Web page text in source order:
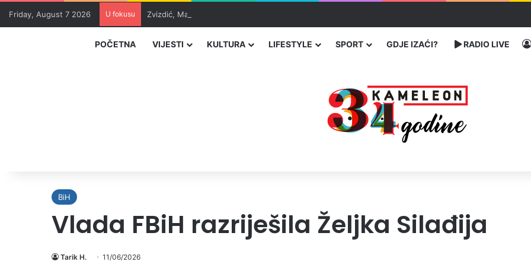
Friday, August 7 2026 U fokusu Zvizdić, Magazinović i Kojović traže poseban status za Memorijalni centar Srebrenica
POČETNA VIJESTI KULTURA LIFESTYLE SPORT GDJE IZAĆI? RADIO LIVE
BiH
Vlada FBiH razriješila Željka Silađija
Tarik H. 11/06/2026